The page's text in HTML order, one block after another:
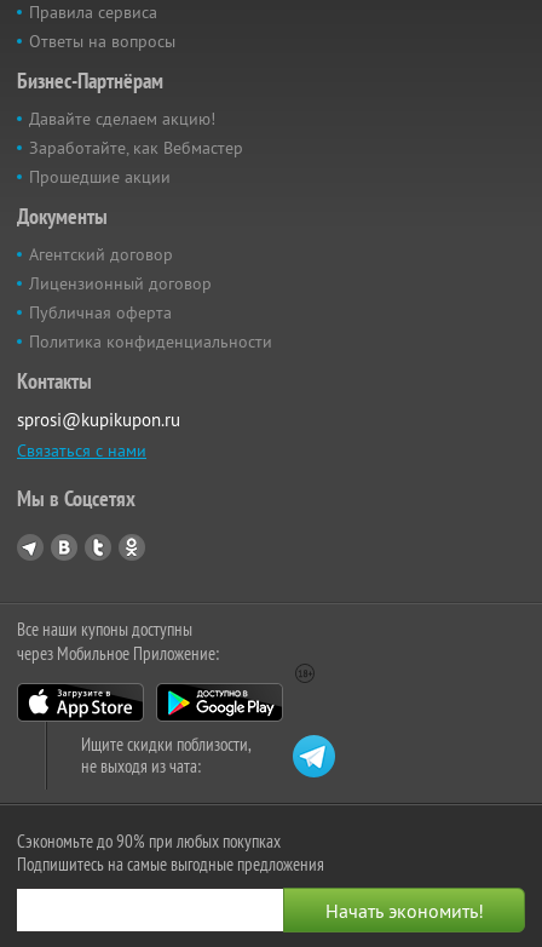
Правила сервиса
Ответы на вопросы
Бизнес-Партнёрам
Давайте сделаем акцию!
Заработайте, как Вебмастер
Прошедшие акции
Документы
Агентский договор
Лицензионный договор
Публичная оферта
Политика конфиденциальности
Контакты
sprosi@kupikupon.ru
Связаться с нами
Мы в Соцсетях
Все наши купоны доступны
через Мобильное Приложение:
Ищите скидки поблизости,
не выходя из чата:
Сэкономьте до 90% при любых покупках
Подпишитесь на самые выгодные предложения